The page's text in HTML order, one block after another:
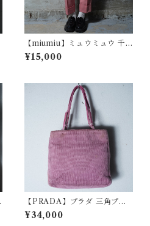
【miumiu】ミュウミュウ 千
鳥格子柄スラックス red＆whi
te
¥15,000
【PRADA】プラダ 三角プレ
ートロゴ ウール・レザーハン
ドバッグ pink
¥34,000